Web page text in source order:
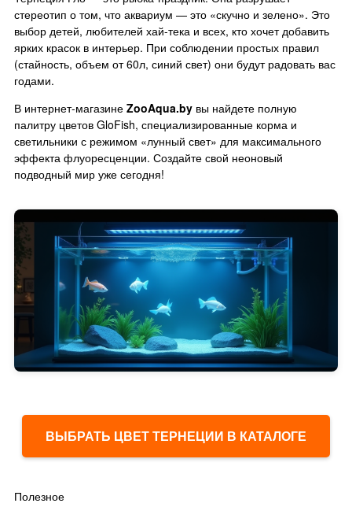
стереотип о том, что аквариум — это «скучно и зелено». Это
выбор детей, любителей хай-тека и всех, кто хочет добавить
ярких красок в интерьер. При соблюдении простых правил
(стайность, объем от 60л, синий свет) они будут радовать вас
годами.
В интернет-магазине ZooAqua.by вы найдете полную
палитру цветов GloFish, специализированные корма и
светильники с режимом «лунный свет» для максимального
эффекта флуоресценции. Создайте свой неоновый
подводный мир уже сегодня!
ВЫБРАТЬ ЦВЕТ ТЕРНЕЦИИ В КАТАЛОГЕ
Полезное